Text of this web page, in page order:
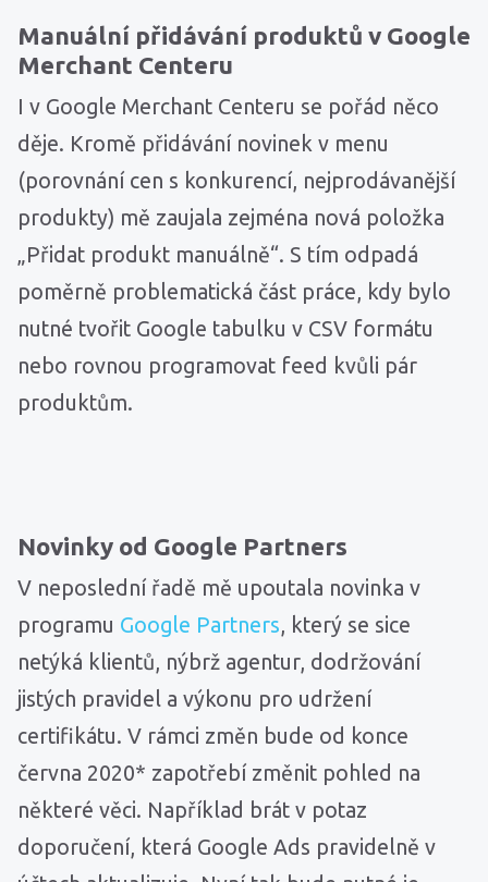
Manuální přidávání produktů v Google
Merchant Centeru
I v Google Merchant Centeru se pořád něco
děje. Kromě přidávání novinek v menu
(porovnání cen s konkurencí, nejprodávanější
produkty) mě zaujala zejména nová položka
„Přidat produkt manuálně“. S tím odpadá
poměrně problematická část práce, kdy bylo
nutné tvořit Google tabulku v CSV formátu
nebo rovnou programovat feed kvůli pár
produktům.
Novinky od Google Partners
V neposlední řadě mě upoutala novinka v
programu Google Partners, který se sice
netýká klientů, nýbrž agentur, dodržování
jistých pravidel a výkonu pro udržení
certifikátu. V rámci změn bude od konce
června 2020* zapotřebí změnit pohled na
některé věci. Například brát v potaz
doporučení, která Google Ads pravidelně v